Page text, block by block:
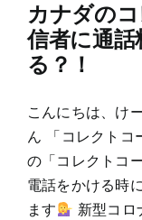
カナダの
信者に通話
る？！
こんにちは、け
ん 「コレクトコ
の「コレクトコ
電話をかける時
ます
新型コロ